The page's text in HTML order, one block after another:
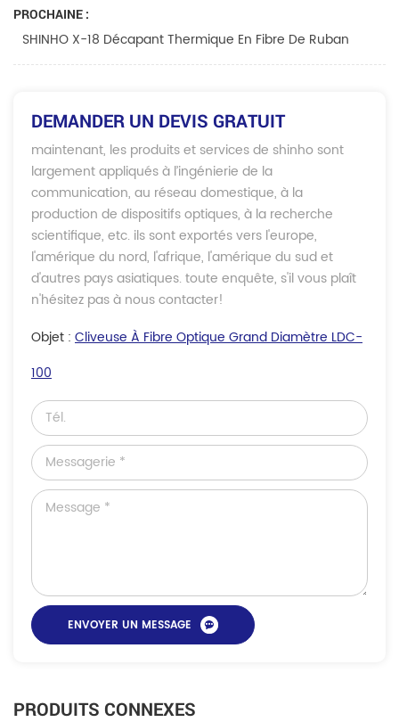
PROCHAINE :
SHINHO X-18 Décapant Thermique En Fibre De Ruban
DEMANDER UN DEVIS GRATUIT
maintenant, les produits et services de shinho sont
largement appliqués à l’ingénierie de la
communication, au réseau domestique, à la
production de dispositifs optiques, à la recherche
scientifique, etc. ils sont exportés vers l'europe,
l'amérique du nord, l'afrique, l'amérique du sud et
d'autres pays asiatiques. toute enquête, s'il vous plaît
n'hésitez pas à nous contacter!
Objet : Cliveuse À Fibre Optique Grand Diamètre LDC-
100
PRODUITS CONNEXES